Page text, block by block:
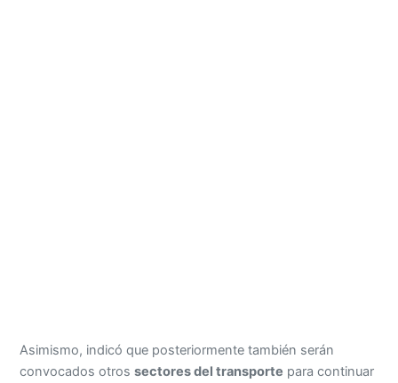
Asimismo, indicó que posteriormente también serán
convocados otrossectores del transporte para continuar